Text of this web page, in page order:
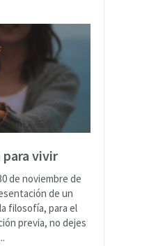
vivir
de noviembre de
de un
filosofía, para el
previa, no dejes